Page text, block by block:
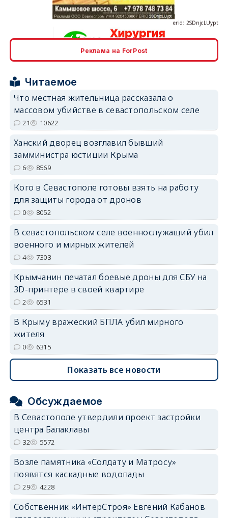
Реклама на ForPost
Читаемое
Что местная жительница рассказала о
массовом убийстве в севастопольском селе
21 10622
Ханский дворец возглавил бывший
замминистра юстиции Крыма
6 8569
Кого в Севастополе готовы взять на работу
для защиты города от дронов
0 8052
В севастопольском селе военнослужащий убил
военного и мирных жителей
4 7303
Крымчанин печатал боевые дроны для СБУ на
3D-принтере в своей квартире
2 6531
В Крыму вражеский БПЛА убил мирного
жителя
0 6315
Показать все новости
Обсуждаемое
В Севастополе утвердили проект застройки
центра Балаклавы
32 5572
Возле памятника «Солдату и Матросу»
появятся каскадные водопады
29 4228
Собственник «ИнтерСтроя» Евгений Кабанов